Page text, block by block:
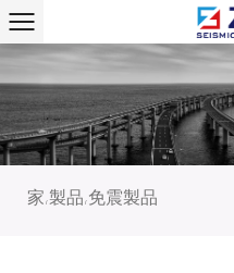
家 / 製品 / 免震製品